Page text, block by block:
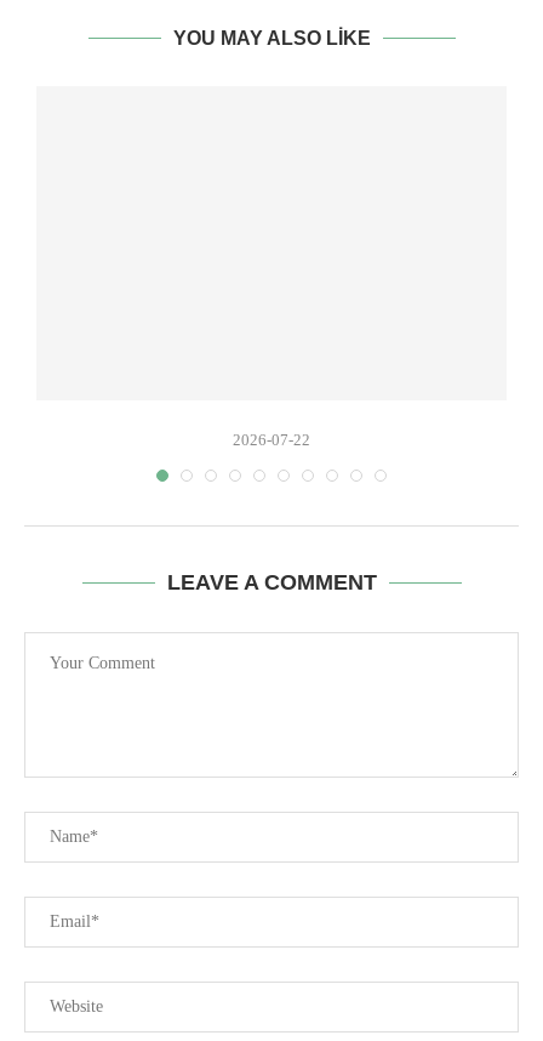
YOU MAY ALSO LIKE
2026-07-22
LEAVE A COMMENT